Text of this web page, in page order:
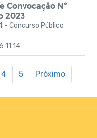
Convocação Nº
2023
- Concurso Público
11:14
4 5 Próximo